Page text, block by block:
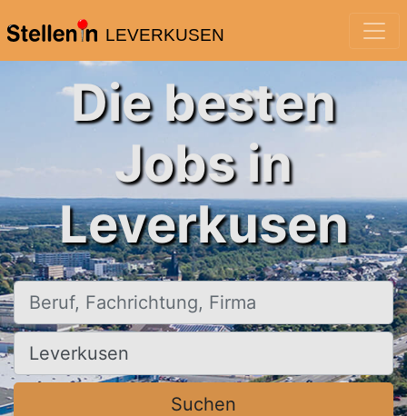
LEVERKUSEN
Die besten
Jobs in
Leverkusen
Beruf, Fachrichtung, Firma
Ort, Stadt
Suchen